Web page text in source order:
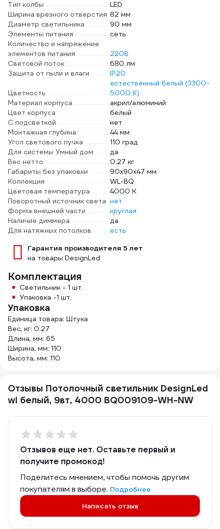
Тип колбы
LED
Ширина врезного отверстия 82 мм
Диаметр светильника
90 мм
Элементы питания
сеть
Количество и напряжение
элементов питания
220В
Световой поток
680 лм
Защита от пыли и влаги
IP20
Цветность
естественный белый (3300-
5000 К)
Материал корпуса
акрил/алюминий
Цвет корпуса
белый
С подсветкой
нет
Монтажная глубина
44 мм
Угол светового пучка
110 град
Для системы Умный дом
да
Вес нетто
0.27 кг
Габариты без упаковки
90х90х47 мм
Коллекция
WL-BQ
Цветовая температура
4000 К
Поворотный источник света нет
Форма внешней части
круглая
Наличие диммера
да
Для натяжных потолков
есть
Гарантия производителя 5 лет
на товары DesignLed
Комплектация
Светильник - 1 шт.
Упаковка -1 шт.
Упаковка
Единица товара: Штука
Вес, кг: 0.27
Длина, мм: 65
Ширина, мм: 110
Высота, мм: 110
Отзывы Потолочный светильник DesignLed
wl белый, 9вт, 4000 BQ009109-WH-NW
Отзывов еще нет. Оставьте первый и
получите промокод!
Поделитесь мнением, чтобы помочь другим
покупателям в выборе. Подробнее
Написать отзыв